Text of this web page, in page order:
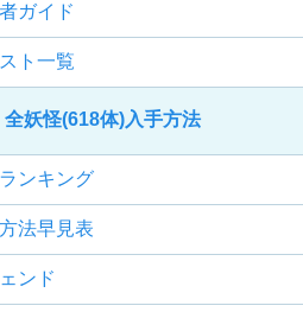
ガイド
ト一覧
全妖怪(618体)入手方法
ンキング
法早見表
ンド